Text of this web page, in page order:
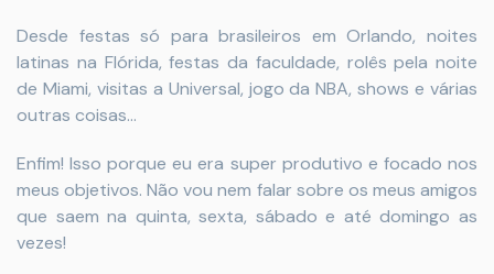
Desde festas só para brasileiros em Orlando, noites
latinas na Flórida, festas da faculdade, rolês pela noite
de Miami, visitas a Universal, jogo da NBA, shows e várias
outras coisas…
Enfim! Isso porque eu era super produtivo e focado nos
meus objetivos. Não vou nem falar sobre os meus amigos
que saem na quinta, sexta, sábado e até domingo as
vezes!